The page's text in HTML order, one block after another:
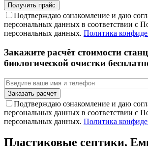
Подтверждаю ознакомление и даю
персональных данных в соответствии с
персональных данных. Политика
Закажите расчёт стоимости
биологической очистки
Подтверждаю ознакомление и даю
персональных данных в соответствии с
персональных данных. Политика
Пластиковые септики.